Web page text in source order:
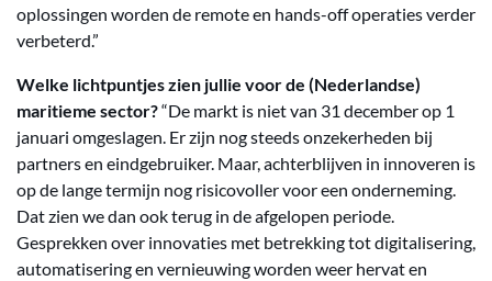
oplossingen worden de remote en hands-off operaties verder
verbeterd.”
Welke lichtpuntjes zien jullie voor de (Nederlandse)
maritieme sector?“De markt is niet van 31 december op 1
januari omgeslagen. Er zijn nog steeds onzekerheden bij
partners en eindgebruiker. Maar, achterblijven in innoveren is
op de lange termijn nog risicovoller voor een onderneming.
Dat zien we dan ook terug in de afgelopen periode.
Gesprekken over innovaties met betrekking tot digitalisering,
automatisering en vernieuwing worden weer hervat en